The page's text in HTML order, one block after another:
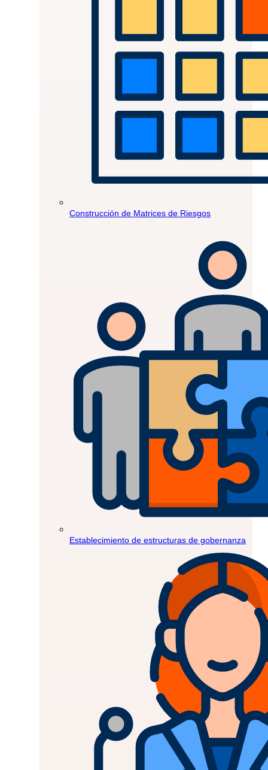
Construcción de Matrices de Riesgos
Establecimiento de estructuras de gobernanza